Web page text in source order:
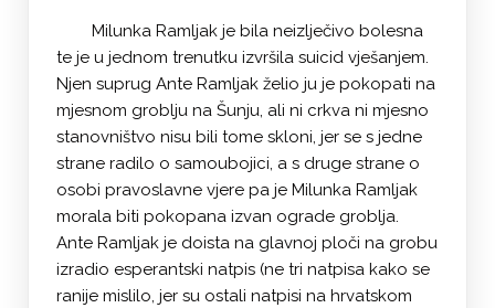
Milunka Ramljak je bila neizlječivo bolesna
te je u jednom trenutku izvršila suicid vješanjem.
Njen suprug Ante Ramljak želio ju je pokopati na
mjesnom groblju na Šunju, ali ni crkva ni mjesno
stanovništvo nisu bili tome skloni, jer se s jedne
strane radilo o samoubojici, a s druge strane o
osobi pravoslavne vjere pa je Milunka Ramljak
morala biti pokopana izvan ograde groblja.
Ante Ramljak je doista na glavnoj ploči na grobu
izradio esperantski natpis (ne tri natpisa kako se
ranije mislilo, jer su ostali natpisi na hrvatskom